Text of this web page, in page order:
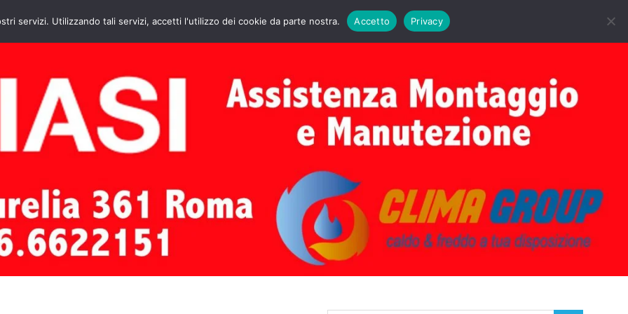
HOME CONTATTI ASSISTENZA CALDAIE BIASI PRIMA ACCENSIONE CALDAIE BIASI
servizi. Utilizzando tali servizi, accetti l'utilizzo dei cookie da parte nostra. Accetto Privacy